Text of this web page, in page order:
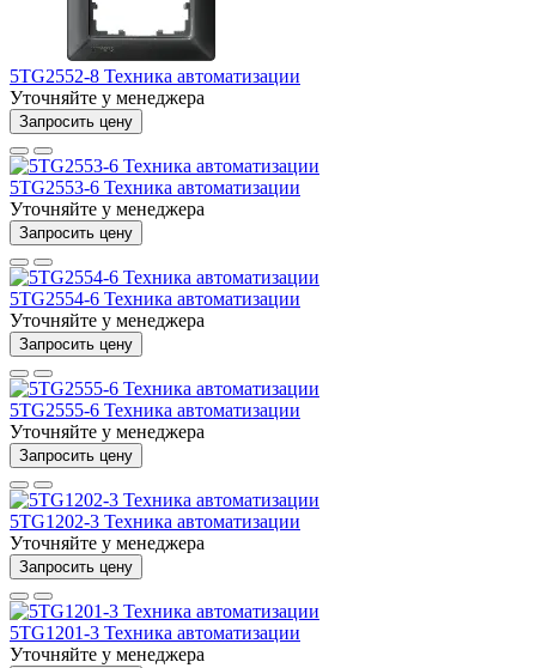
5TG2552-8 Техника автоматизации
Уточняйте у менеджера
Запросить цену
5TG2553-6 Техника автоматизации
Уточняйте у менеджера
Запросить цену
5TG2554-6 Техника автоматизации
Уточняйте у менеджера
Запросить цену
5TG2555-6 Техника автоматизации
Уточняйте у менеджера
Запросить цену
5TG1202-3 Техника автоматизации
Уточняйте у менеджера
Запросить цену
5TG1201-3 Техника автоматизации
Уточняйте у менеджера